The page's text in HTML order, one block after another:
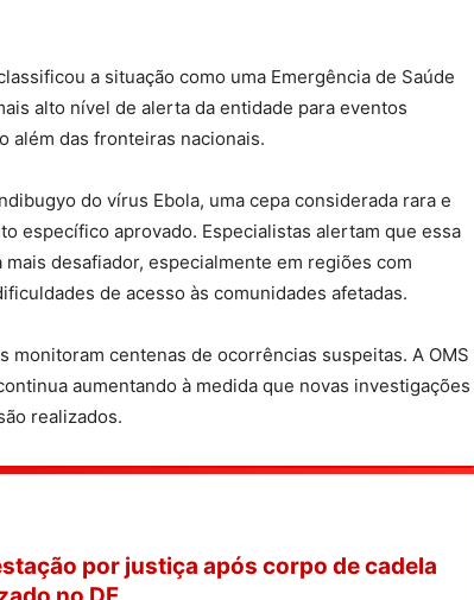
a situação como uma Emergência de Saúde
alto nível de alerta da entidade para eventos
além das fronteiras nacionais.
do vírus Ebola, uma cepa considerada rara e
específico aprovado. Especialistas alertam que essa
desafiador, especialmente em regiões com
de acesso às comunidades afetadas.
monitoram centenas de ocorrências suspeitas. A OMS
aumentando à medida que novas investigações
realizados.
por justiça após corpo de cadela